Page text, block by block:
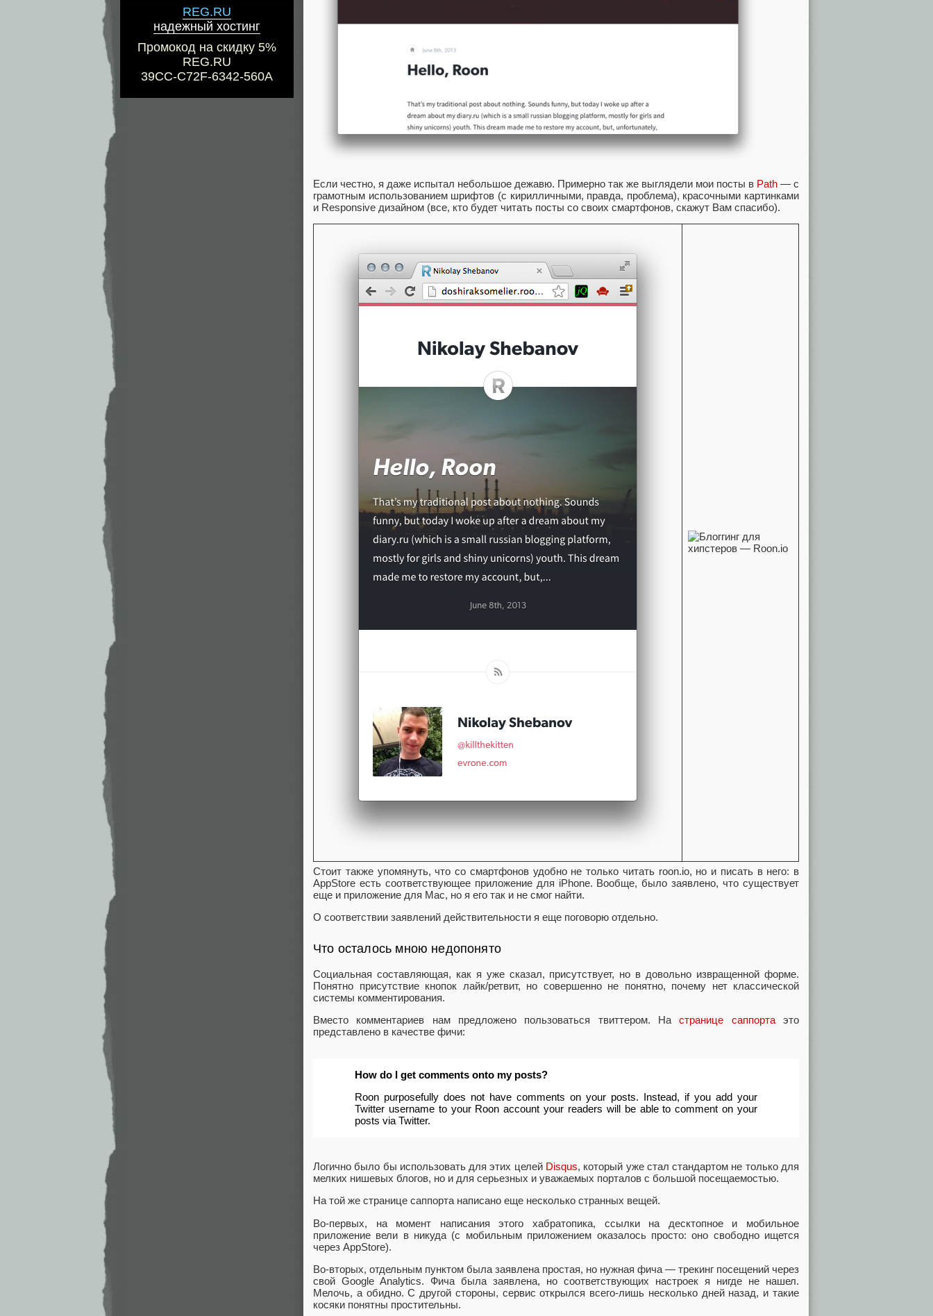
REG.RU
надежный хостинг
Промокод на скидку 5%
REG.RU
39CC-C72F-6342-560A
Если честно, я даже испытал небольшое дежавю. Примерно так же выглядели мои посты в Path — с
грамотным использованием шрифтов (с кирилличными, правда, проблема), красочными картинками
и Responsive дизайном (все, кто будет читать посты со своих смартфонов, скажут Вам спасибо).
Стоит также упомянуть, что со смартфонов удобно не только читать roon.io, но и писать в него: в
AppStore есть соответствующее приложение для iPhone. Вообще, было заявлено, что существует
еще и приложение для Mac, но я его так и не смог найти.
О соответствии заявлений действительности я еще поговорю отдельно.
Что осталось мною недопонято
Социальная составляющая, как я уже сказал, присутствует, но в довольно извращенной форме.
Понятно присутствие кнопок лайк/ретвит, но совершенно не понятно, почему нет классической
системы комментирования.
Вместо комментариев нам предложено пользоваться твиттером. Настранице саппортаэто
представлено в качестве фичи:
How do I get comments onto my posts?
Roon purposefully does not have comments on your posts. Instead, if you add your
Twitter username to your Roon account your readers will be able to comment on your
posts via Twitter.
Логично было бы использовать для этих целей Disqus, который уже стал стандартом не только для
мелких нишевых блогов, но и для серьезных и уважаемых порталов с большой посещаемостью.
На той же странице саппорта написано еще несколько странных вещей.
Во-первых, на момент написания этого хабратопика, ссылки на десктопное и мобильное
приложение вели в никуда (с мобильным приложением оказалось просто: оно свободно ищется
через AppStore).
Во-вторых, отдельным пунктом была заявлена простая, но нужная фича — трекинг посещений через
свой Google Analytics. Фича была заявлена, но соответствующих настроек я нигде не нашел.
Мелочь, а обидно. С другой стороны, сервис открылся всего-лишь несколько дней назад, и такие
косяки понятны простительны.